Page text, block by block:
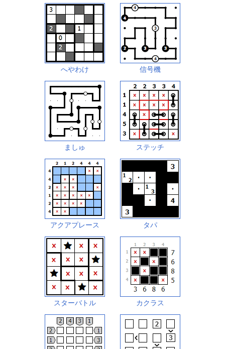
へやわけ 信号機
ましゅ ステッチ
アクアプレース タパ
スターバトル カクラス